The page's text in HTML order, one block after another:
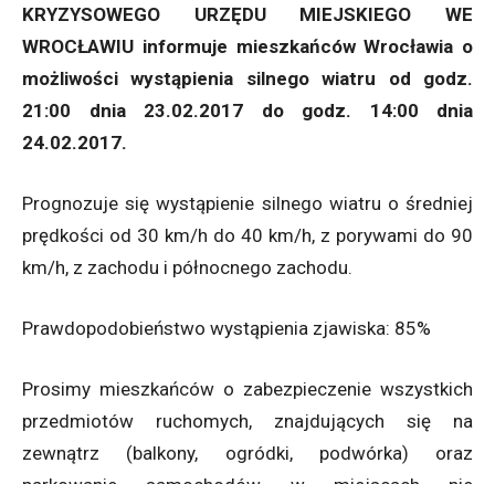
KRYZYSOWEGO URZĘDU MIEJSKIEGO WE
WROCŁAWIU informuje mieszkańców Wrocławia o
możliwości wystąpienia silnego wiatru od godz.
21:00 dnia 23.02.2017 do godz. 14:00 dnia
24.02.2017.
Prognozuje się wystąpienie silnego wiatru o średniej
prędkości od 30 km/h do 40 km/h, z porywami do 90
km/h, z zachodu i północnego zachodu.
Prawdopodobieństwo wystąpienia zjawiska: 85%
Prosimy mieszkańców o zabezpieczenie wszystkich
przedmiotów ruchomych, znajdujących się na
zewnątrz (balkony, ogródki, podwórka) oraz